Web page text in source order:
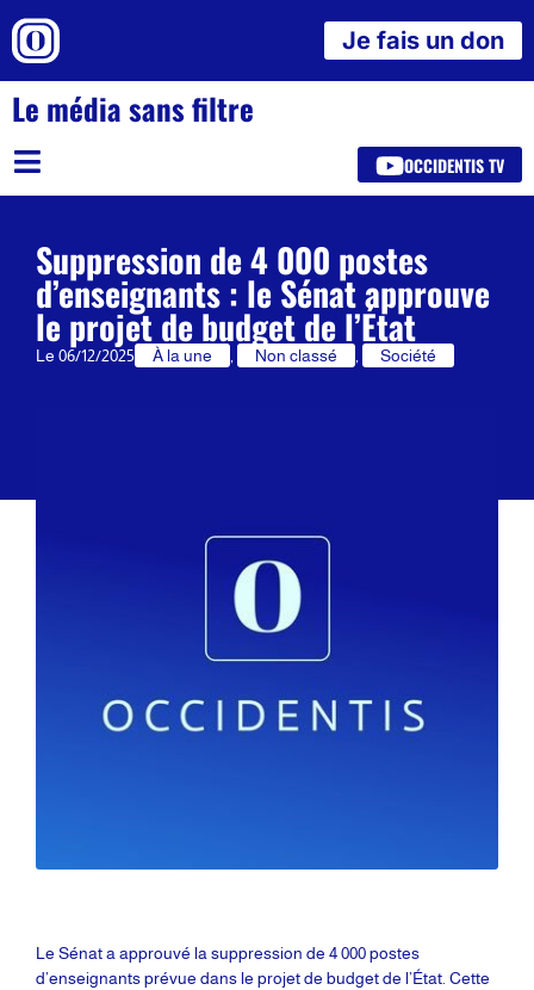
Je fais un don
Le média sans filtre
OCCIDENTIS TV
Suppression de 4 000 postes
d’enseignants : le Sénat approuve
le projet de budget de l’État
Le 06/12/2025 À la une Non classé Société
Le Sénat a approuvé la suppression de 4 000 postes
d’enseignants prévue dans le projet de budget de l’État. Cette